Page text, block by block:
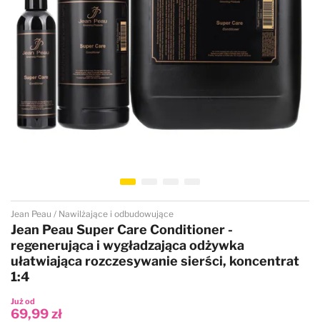
Przejdź na początek galerii
Jean Peau Nawilżające i odbudowujące
Jean Peau Super Care Conditioner -
regenerująca i wygładzająca odżywka
ułatwiająca rozczesywanie sierści, koncentrat
1:4
Już od
69,99 zł